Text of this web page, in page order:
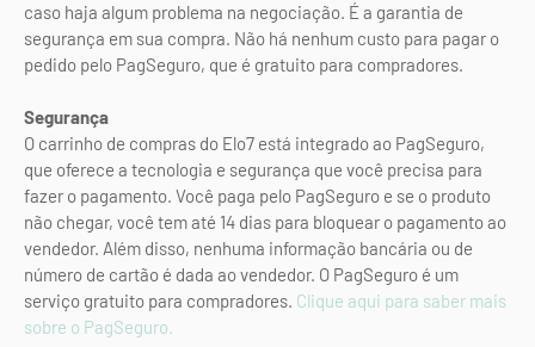
caso haja algum problema na negociação. É a garantia de
segurança em sua compra. Não há nenhum custo para pagar o
pedido pelo PagSeguro, que é gratuito para compradores.
Segurança
O carrinho de compras do Elo7 está integrado ao PagSeguro,
que oferece a tecnologia e segurança que você precisa para
fazer o pagamento. Você paga pelo PagSeguro e se o produto
não chegar, você tem até 14 dias para bloquear o pagamento ao
vendedor. Além disso, nenhuma informação bancária ou de
número de cartão é dada ao vendedor. O PagSeguro é um
serviço gratuito para compradores. Clique aqui para saber mais
sobre o PagSeguro